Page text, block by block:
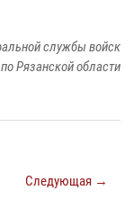
службы войск
Рязанской области
Следующая →